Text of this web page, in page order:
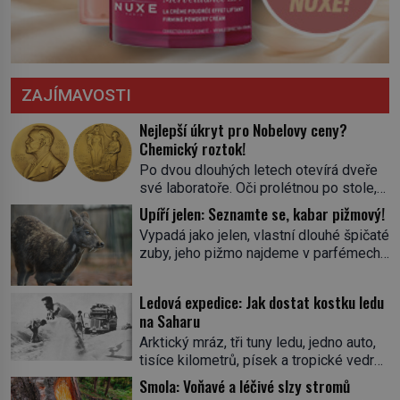
ZAJÍMAVOSTI
Nejlepší úkryt pro Nobelovy ceny?
Chemický roztok!
Po dvou dlouhých letech otevírá dveře
své laboratoře. Oči prolétnou po stole,
aby pak ulpěly na regálu, kde se nachází
všemožné látky. Hledá žluto-oranžovou
tekutinu, jakmile ji zahlédne, nesmírně
se mu uleví. Teď může svůj plán
skrývá směs s názvem lučavka
královská. Svůj přídomek nemá pro nic
za nic, […]
Upíří jelen: Seznamte se, kabar pižmový!
Vypadá jako jelen, vlastní dlouhé špičaté
zuby, jeho pižmo najdeme v parfémech
jediného zástupce zvířecí říše – kabara
pižmového. V Evropě ho jako první
popíše švédský botanik Carl Linné
(1707–1778), jenže v Asii o něm ví už
celá staletí. Zvíře připomíná jelena,
v kohoutku dosahuje […]
Ledová expedice: Jak dostat kostku ledu
na Saharu
Arktický mráz, tři tuny ledu, jedno auto,
tisíce kilometrů, písek a tropické vedro.
To je ve zkratce zdánlivě nesplnitelná
výzva, která se promění v úžasné
Smola: Voňavé a léčivé slzy stromů